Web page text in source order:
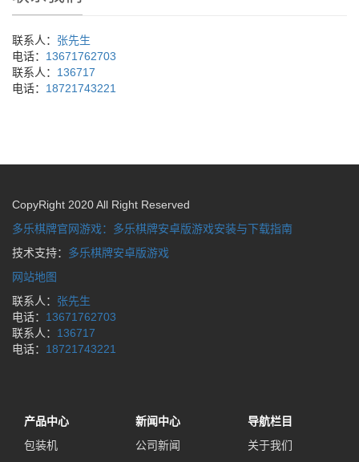
联系人： 张先生
电话： 13671762703
联系人： 136717
电话： 18721743221
CopyRight 2020 All Right Reserved
多乐棋牌官网游戏：多乐棋牌安卓版游戏安装与下载指南
技术支持： 多乐棋牌安卓版游戏
网站地图
联系人： 张先生
电话： 13671762703
联系人： 136717
电话： 18721743221
产品中心
包装机
新闻中心
公司新闻
导航栏目
关于我们